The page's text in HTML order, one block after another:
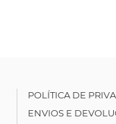
POLÍTICA DE
ENVIOS E